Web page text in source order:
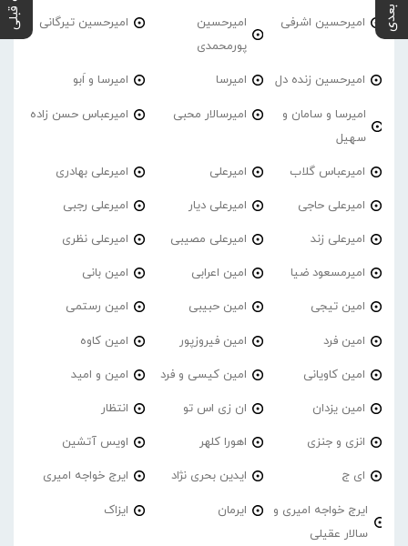
امیرحسین اشرفی
امیرحسین
پورمحمدی
امیرحسین تیرگانی
امیرحسین زنده دل امیرسا امیرسا و اَبو
امیرسا و سامان و
سهیل
امیرسالار محبی امیرعباس حسن زاده
امیرعباس گلاب امیرعلی امیرعلی بهادری
امیرعلی حاجی امیرعلی دیار امیرعلی رجبی
امیرعلی زند امیرعلی مصیبی امیرعلی نظری
امیرمسعود ضیا امین اعرابی امین بانی
امین تیجی امین حبیبی امین رستمی
امین فرد امین فیروزپور امین کاوه
امین کاویانی امین کیسی و فرد امین و امید
امین یزدان ان زی اس تو انتظار
انزی و جنزی اهورا کلهر اویس آتشین
ای ج ایدین بحری نژاد ایرج خواجه امیری
ایرج خواجه امیری و
سالار عقیلی
ایرمان ایزاک